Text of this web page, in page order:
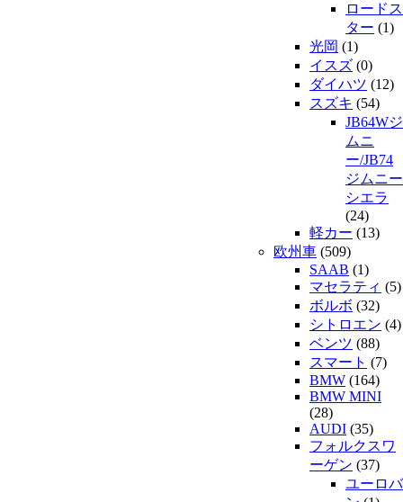
ロードス
ター (1)
光岡 (1)
イスズ (0)
ダイハツ (12)
スズキ (54)
JB64Wジ
ムニ
ー/JB74
ジムニー
シエラ
(24)
軽カー (13)
欧州車 (509)
SAAB (1)
マセラティ (5)
ボルボ (32)
シトロエン (4)
ベンツ (88)
スマート (7)
BMW (164)
BMW MINI
(28)
AUDI (35)
フォルクスワ
ーゲン (37)
ユーロバ